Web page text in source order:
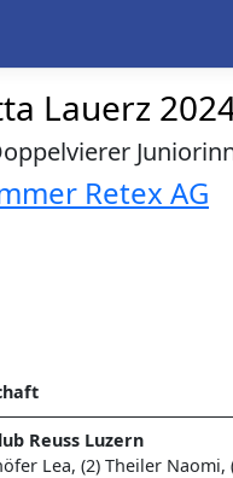
Lauerz
Retex AG
Reuss Luzern
Lea, (2) Theiler Naomi,